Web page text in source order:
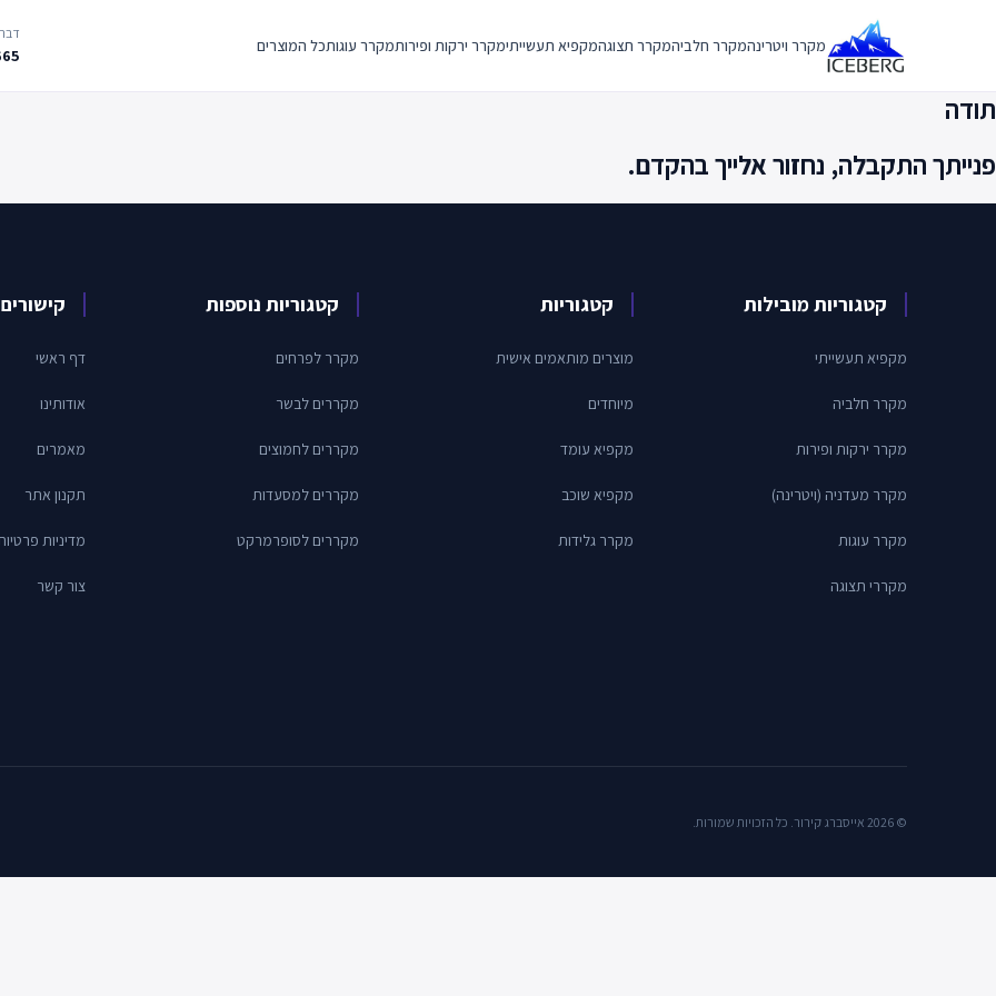
מקרר ויטרינהמקרר חלביהמקרר תצוגהמקפיא תעשייתימקרר ירקות ופירותמקרר עוגותכל המוצרים
תודה
פנייתך התקבלה, נחזור אלייך בהקדם.
קטגוריות מובילות
מקפיא תעשייתי
מקרר חלביה
מקרר ירקות ופירות
מקרר מעדניה (ויטרינה)
מקרר עוגות
מקררי תצוגה
קטגוריות
מוצרים מותאמים אישית
מיוחדים
מקפיא עומד
מקפיא שוכב
מקרר גלידות
קטגוריות נוספות
מקרר לפרחים
מקררים לבשר
מקררים לחמוצים
מקררים למסעדות
מקררים לסופרמרקט
דף ראשי
אודותינו
מאמרים
תקנון אתר
מדיניות
צור קשר
© 2026 אייסברג קירור. כל הזכויות שמורות.